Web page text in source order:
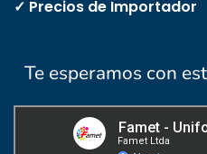
✓ Precios de Importador
Te esperamos con